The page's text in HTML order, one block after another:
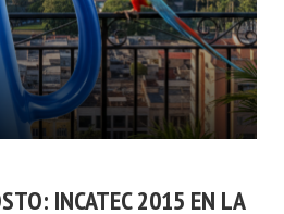
INCATEC 2015 EN LA